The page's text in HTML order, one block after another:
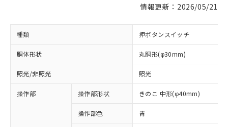
情報更新：2026/05/21
種類 押ボタンスイッチ
胴体形状 丸胴形(φ30mm)
照光/非照光 照光
操作部 操作部形状 きのこ 中形(φ40mm)
操作部色 青